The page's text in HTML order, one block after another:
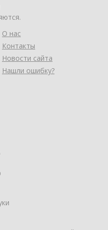
О нас
Контакты
Новости сайта
Нашли ошибку?